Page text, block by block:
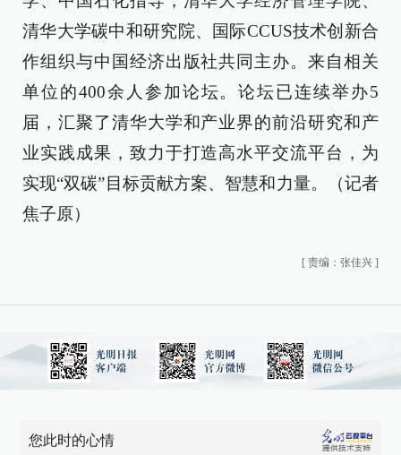
清华大学碳中和研究院、国际CCUS技术创新合
作组织与中国经济出版社共同主办。来自相关
单位的400余人参加论坛。论坛已连续举办5
届，汇聚了清华大学和产业界的前沿研究和产
业实践成果，致力于打造高水平交流平台，为
实现“双碳”目标贡献方案、智慧和力量。（记者
焦子原）
[ 责编：张佳兴 ]
您此时的心情